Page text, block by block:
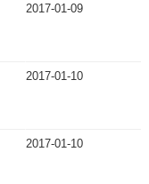
2017-01-09
2017-01-10
2017-01-10